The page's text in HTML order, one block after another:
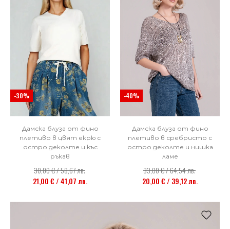
-30%
Дамска блуза от фино
плетиво в цвят екрю с
остро деколте и къс
ръкав
30,00 € / 58,67 лв.
21,00 € / 41,07 лв.
-40%
Дамска блуза от фино
плетиво в сребристо с
остро деколте и нишка
ламе
33,00 € / 64,54 лв.
20,00 € / 39,12 лв.